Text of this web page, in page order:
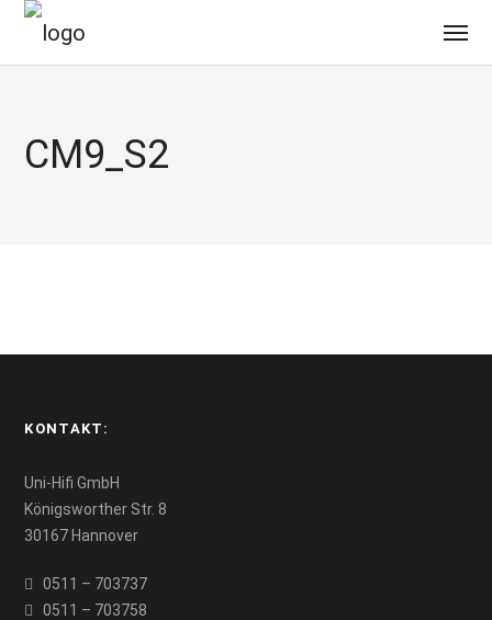
CM9_S2
KONTAKT:
Uni-Hifi GmbH
Königsworther Str. 8
30167 Hannover
0511 – 703737
0511 – 703758